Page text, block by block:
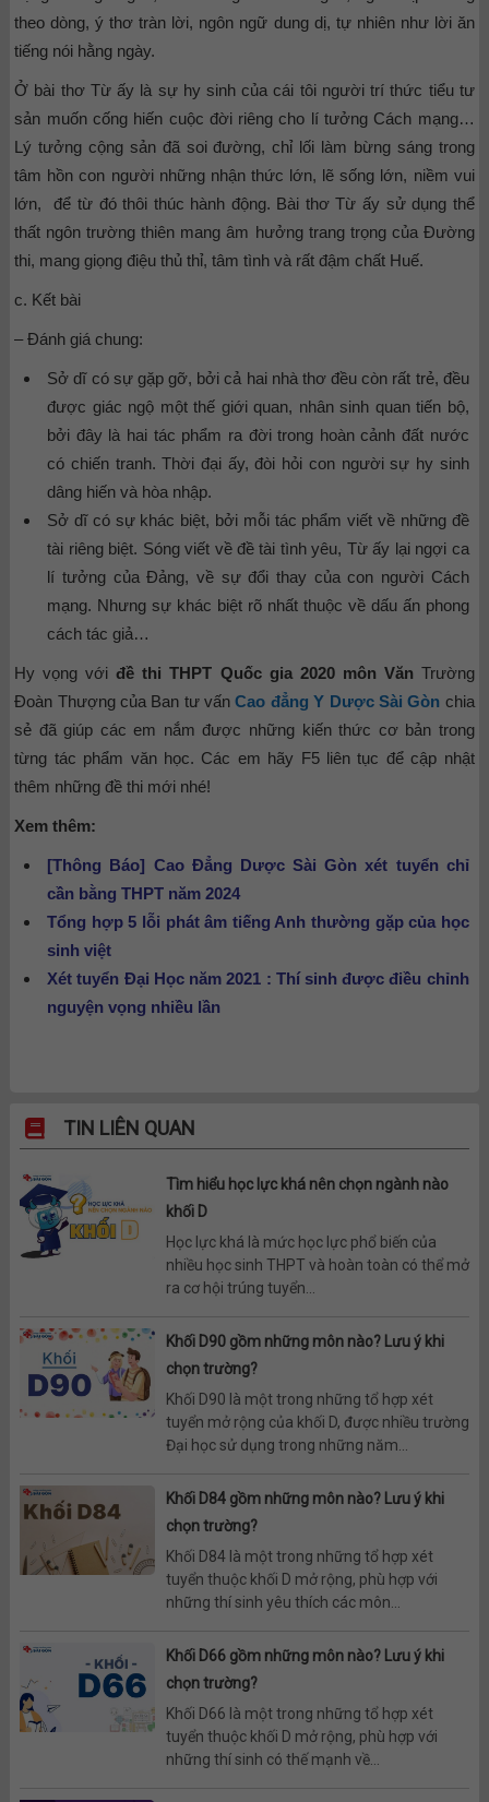
theo dòng, ý thơ tràn lời, ngôn ngữ dung dị, tự nhiên như lời ăn
tiếng nói hằng ngày.
Ở bài thơ Từ ấy là sự hy sinh của cái tôi người trí thức tiểu tư
sản muốn cống hiến cuộc đời riêng cho lí tưởng Cách mạng…
Lý tưởng cộng sản đã soi đường, chỉ lối làm bừng sáng trong
tâm hồn con người những nhận thức lớn, lẽ sống lớn, niềm vui
lớn, để từ đó thôi thúc hành động. Bài thơ Từ ấy sử dụng thể
thất ngôn trường thiên mang âm hưởng trang trọng của Đường
thi, mang giọng điệu thủ thỉ, tâm tình và rất đậm chất Huế.
c. Kết bài
– Đánh giá chung:
Sở dĩ có sự gặp gỡ, bởi cả hai nhà thơ đều còn rất trẻ, đều
được giác ngộ một thế giới quan, nhân sinh quan tiến bộ,
bởi đây là hai tác phẩm ra đời trong hoàn cảnh đất nước
có chiến tranh. Thời đại ấy, đòi hỏi con người sự hy sinh
dâng hiến và hòa nhập.
Sở dĩ có sự khác biệt, bởi mỗi tác phẩm viết về những đề
tài riêng biệt. Sóng viết về đề tài tình yêu, Từ ấy lại ngợi ca
lí tưởng của Đảng, về sự đổi thay của con người Cách
mạng. Nhưng sự khác biệt rõ nhất thuộc về dấu ấn phong
cách tác giả…
Hy vọng vớiđề thi THPT Quốc gia 2020 môn Văn Trường
Đoàn Thượng của Ban tư vấnCao đẳng Y Dược Sài Gòn chia
sẻ đã giúp các em nắm được những kiến thức cơ bản trong
từng tác phẩm văn học. Các em hãy F5 liên tục để cập nhật
thêm những đề thi mới nhé!
Xem thêm:
[Thông Báo] Cao Đẳng Dược Sài Gòn xét tuyển chỉ
cần bằng THPT năm 2024
Tổng hợp 5 lỗi phát âm tiếng Anh thường gặp của học
sinh việt
Xét tuyển Đại Học năm 2021 : Thí sinh được điều chỉnh
nguyện vọng nhiều lần
TIN LIÊN QUAN
Tìm hiểu học lực khá nên chọn ngành nào
khối D
Học lực khá là mức học lực phổ biến của
nhiều học sinh THPT và hoàn toàn có thể mở
ra cơ hội trúng tuyển...
Khối D90 gồm những môn nào? Lưu ý khi
chọn trường?
Khối D90 là một trong những tổ hợp xét
tuyển mở rộng của khối D, được nhiều trường
Đại học sử dụng trong những năm...
Khối D84 gồm những môn nào? Lưu ý khi
chọn trường?
Khối D84 là một trong những tổ hợp xét
tuyển thuộc khối D mở rộng, phù hợp với
những thí sinh yêu thích các môn...
Khối D66 gồm những môn nào? Lưu ý khi
chọn trường?
Khối D66 là một trong những tổ hợp xét
tuyển thuộc khối D mở rộng, phù hợp với
những thí sinh có thế mạnh về...